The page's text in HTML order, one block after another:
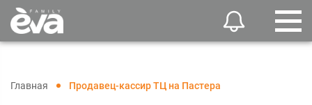
Главная Продавец-кассир ТЦ на Пастера